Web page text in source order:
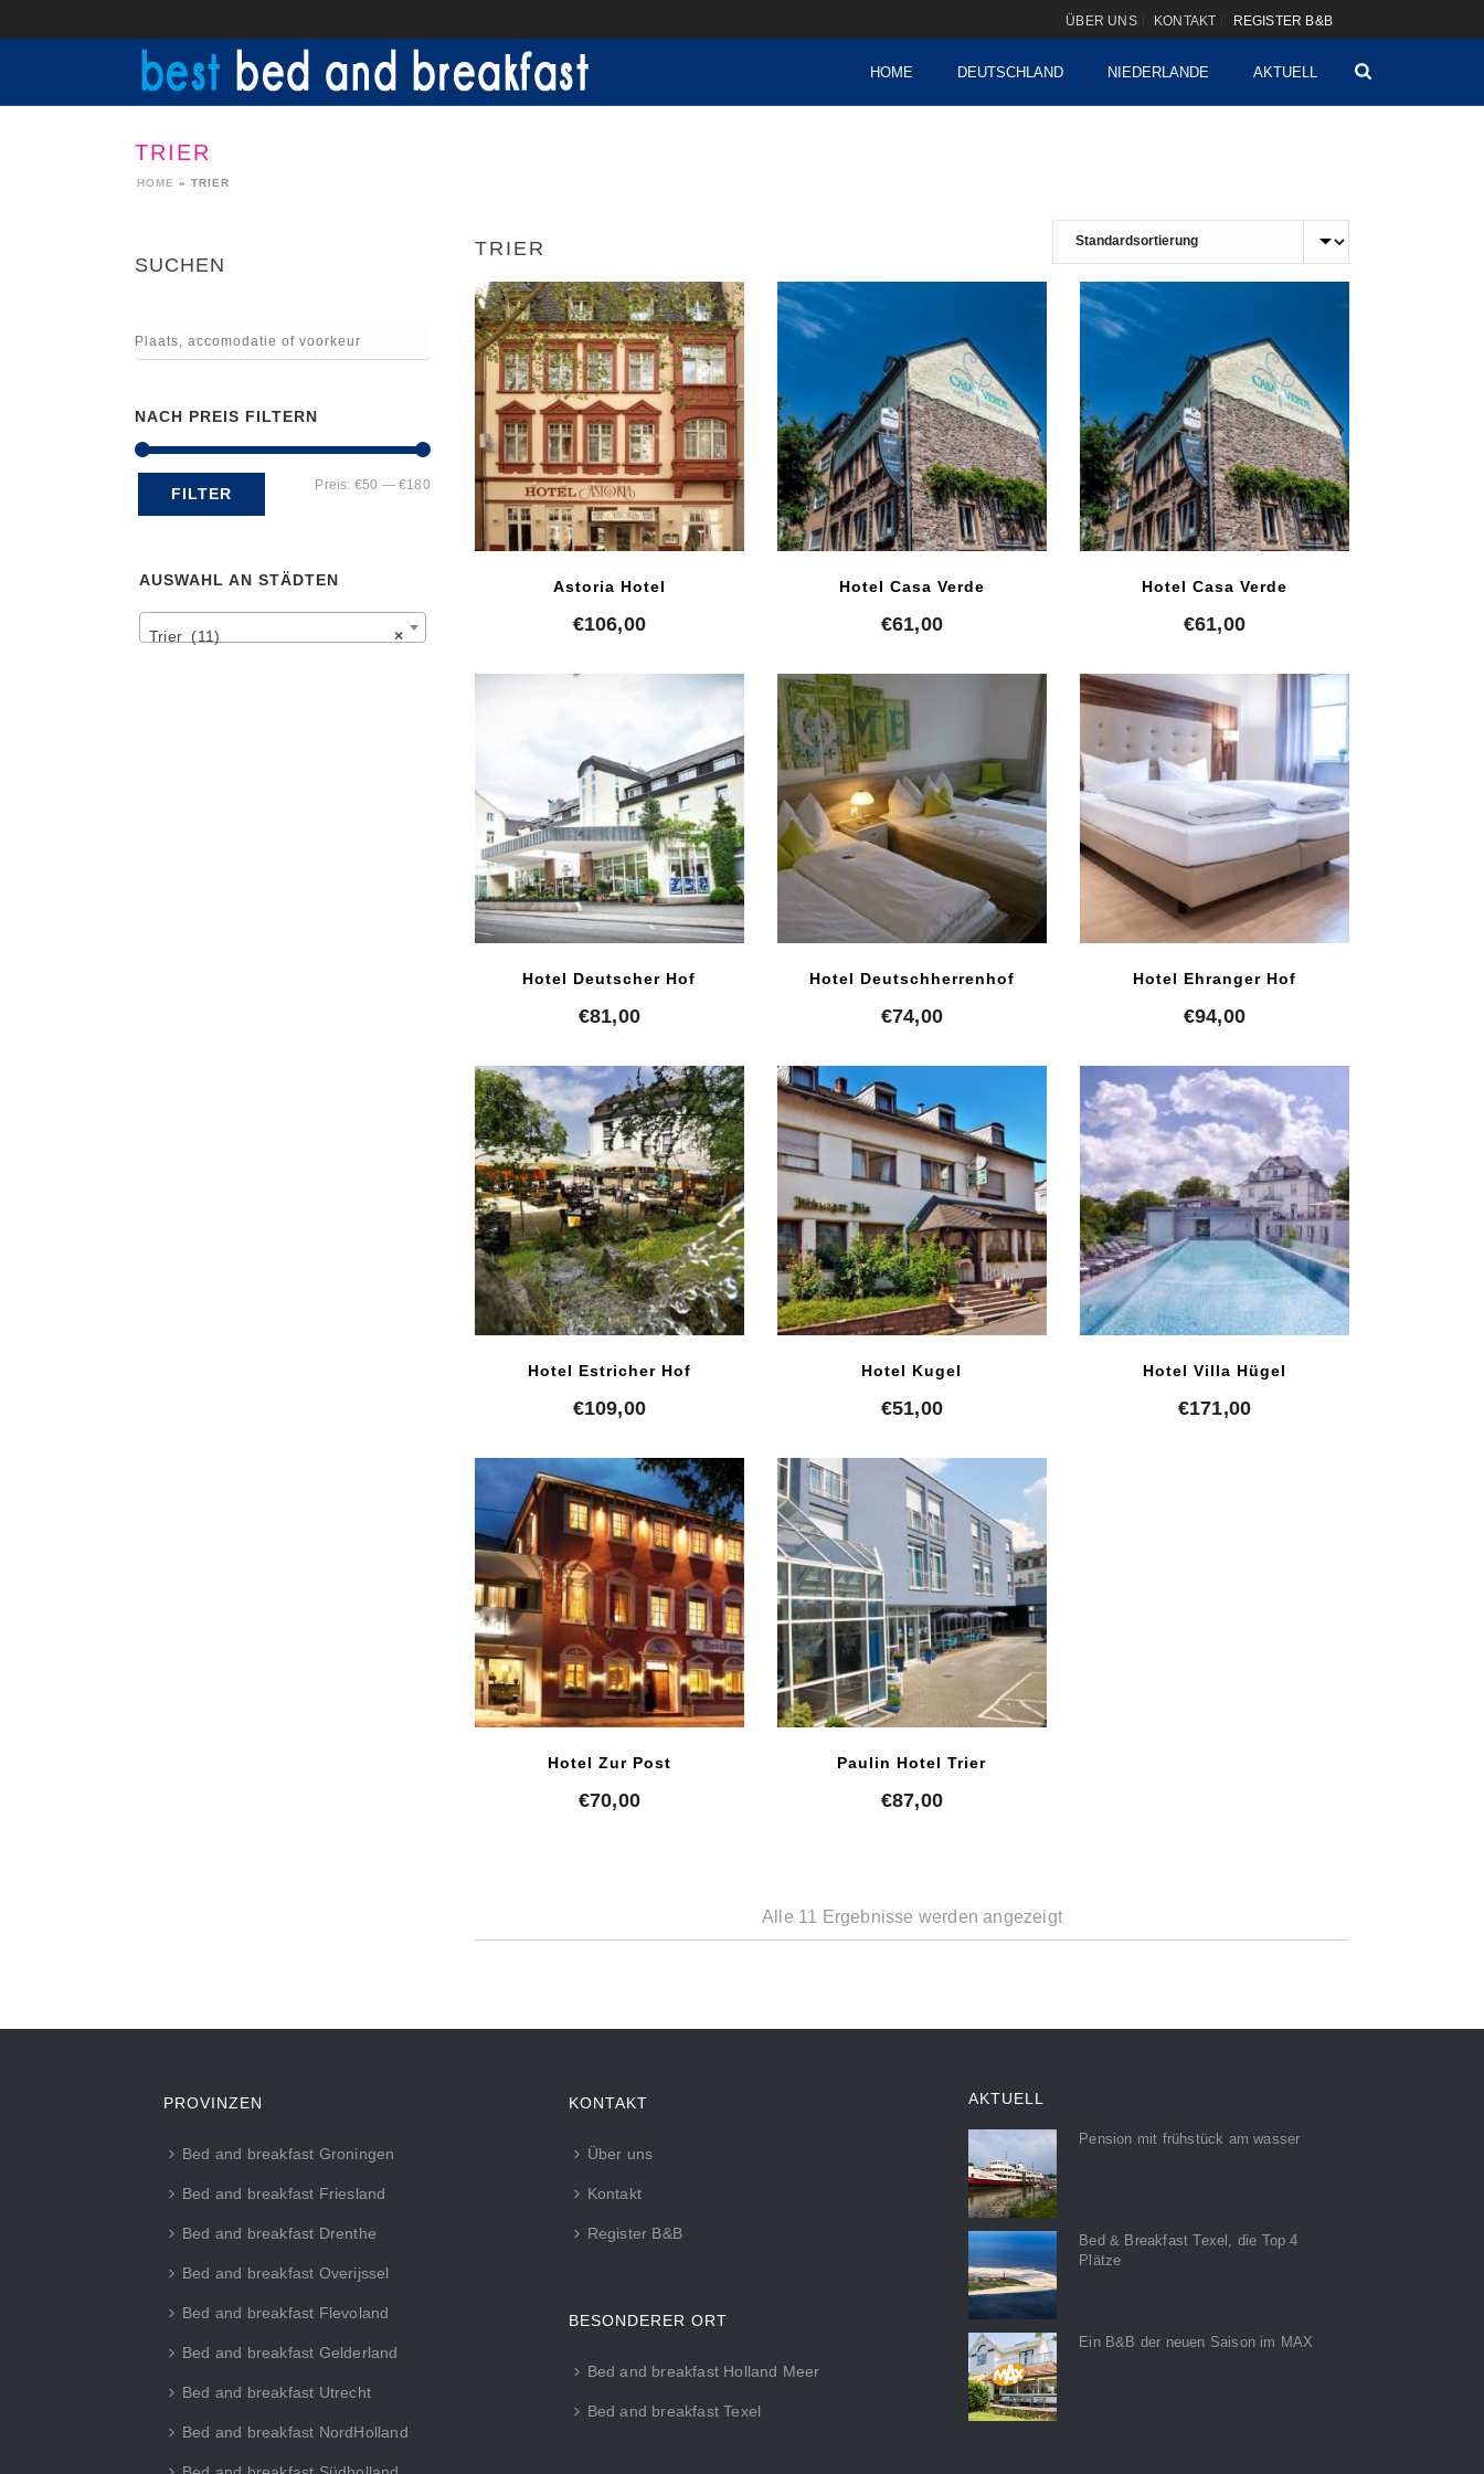
ÜBER UNS KONTAKT REGISTER B&B
HOME DEUTSCHLAND NIEDERLANDE AKTUELL
TRIER
HOME » TRIER
TRIER
Astoria Hotel
€106,00
Hotel Casa Verde
€61,00
Hotel Casa Verde
€61,00
Hotel Deutscher Hof
€81,00
Hotel Deutschherrenhof
€74,00
Hotel Ehranger Hof
€94,00
Hotel Estricher Hof
€109,00
Hotel Kugel
€51,00
Hotel Villa Hügel
€171,00
Hotel Zur Post
€70,00
Paulin Hotel Trier
€87,00
Alle 11 Ergebnisse werden angezeigt
SUCHEN
NACH PREIS FILTERN
Min.
Max.
FILTER Preis: €50 — €180
AUSWAHL AN STÄDTEN
×
Trier (11)
PROVINZEN
Bed and breakfast Groningen
Bed and breakfast Friesland
Bed and breakfast Drenthe
Bed and breakfast Overijssel
Bed and breakfast Flevoland
Bed and breakfast Gelderland
Bed and breakfast Utrecht
Bed and breakfast NordHolland
KONTAKT
Über uns
Kontakt
Register B&B
BESONDERER ORT
Bed and breakfast Holland Meer
Bed and breakfast Texel
AKTUELL
Pension mit frühstück am wasser
Bed & Breakfast Texel, die Top 4
Plätze
Ein B&B der neuen Saison im MAX